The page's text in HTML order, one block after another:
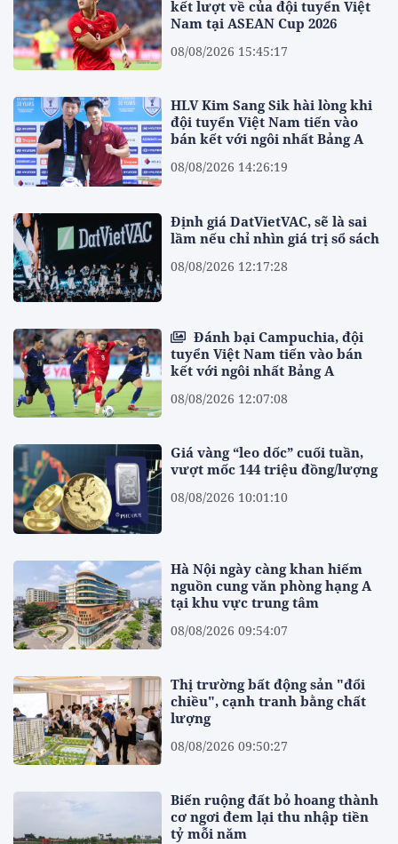
kết lượt về của đội tuyển Việt
Nam tại ASEAN Cup 2026
08/08/2026 15:45:17
HLV Kim Sang Sik hài lòng khi
đội tuyển Việt Nam tiến vào
bán kết với ngôi nhất Bảng A
08/08/2026 14:26:19
Định giá DatVietVAC, sẽ là sai
lầm nếu chỉ nhìn giá trị sổ sách
08/08/2026 12:17:28
Đánh bại Campuchia, đội
tuyển Việt Nam tiến vào bán
kết với ngôi nhất Bảng A
08/08/2026 12:07:08
Giá vàng “leo dốc” cuối tuần,
vượt mốc 144 triệu đồng/lượng
08/08/2026 10:01:10
Hà Nội ngày càng khan hiếm
nguồn cung văn phòng hạng A
tại khu vực trung tâm
08/08/2026 09:54:07
Thị trường bất động sản "đổi
chiều", cạnh tranh bằng chất
lượng
08/08/2026 09:50:27
Biến ruộng đất bỏ hoang thành
cơ ngơi đem lại thu nhập tiền
tỷ mỗi năm